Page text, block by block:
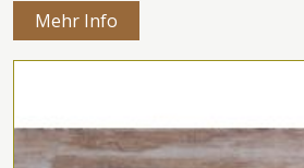
Mehr Info